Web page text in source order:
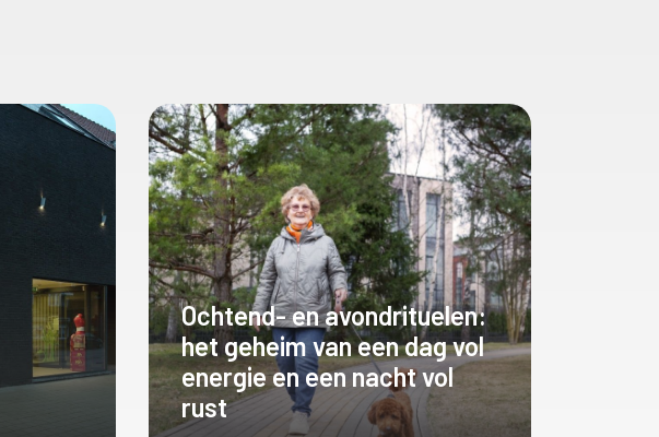
Ochtend- en avondrituelen:
het geheim van een dag vol
energie en een nacht vol
rust